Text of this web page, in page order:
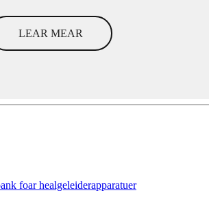
LEAR MEAR